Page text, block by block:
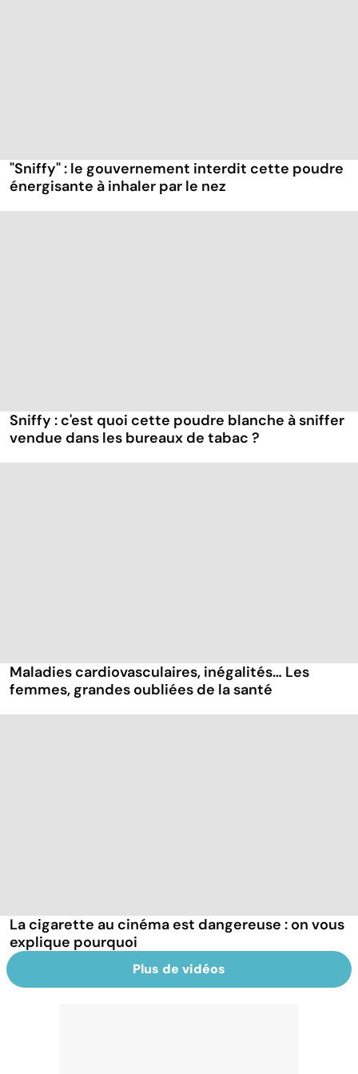
"Sniffy" : le gouvernement interdit cette poudre
énergisante à inhaler par le nez
Sniffy : c'est quoi cette poudre blanche à sniffer
vendue dans les bureaux de tabac ?
Maladies cardiovasculaires, inégalités… Les
femmes, grandes oubliées de la santé
La cigarette au cinéma est dangereuse : on vous
explique pourquoi
Plus de vidéos